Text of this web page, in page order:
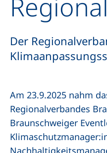
Der
Am 23.9.2025 nahm
Regionalverbandes
Braunschweiger